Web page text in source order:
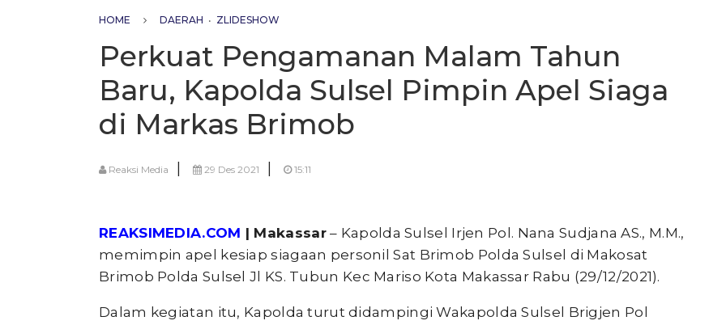
HOME DAERAH • ZLIDESHOW
Perkuat Pengamanan Malam Tahun
Baru, Kapolda Sulsel Pimpin Apel Siaga
di Markas Brimob
Reaksi Media 29 Des 2021 15:11
REAKSIMEDIA.COM | Makassar– Kapolda Sulsel Irjen Pol. Nana Sudjana AS., M.M.,
memimpin apel kesiap siagaan personil Sat Brimob Polda Sulsel di Makosat
Brimob Polda Sulsel Jl KS. Tubun Kec Mariso Kota Makassar Rabu (29/12/2021).
Dalam kegiatan itu, Kapolda turut didampingi Wakapolda Sulsel Brigjen Pol